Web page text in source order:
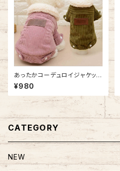
あったかコーデュロイジャケット
NB20AW13893750
¥980
CATEGORY
NEW